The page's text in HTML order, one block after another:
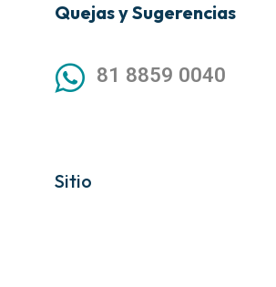
Quejas y Sugerencias
81 8859 0040
Sitio